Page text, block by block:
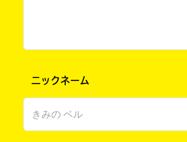
ニックネーム